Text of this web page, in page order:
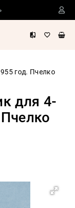
год. Пчелко
для 4-